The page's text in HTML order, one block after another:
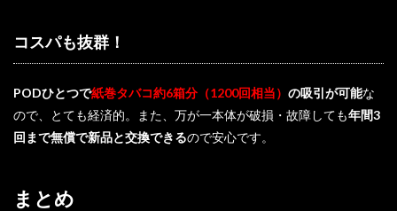
コスパも抜群！
PODひとつで紙巻タバコ約6箱分（1200回相当） の吸引が可能な
ので、とても経済的。また、万が一本体が破損・故障しても年間3
回まで無償で新品と交換できるので安心です。
まとめ